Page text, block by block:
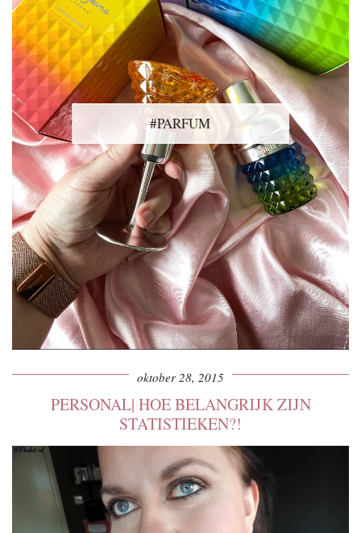
#PARFUM
oktober 28, 2015
PERSONAL| HOE BELANGRIJK ZIJN
STATISTIEKEN?!